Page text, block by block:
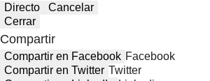
Directo
Cancelar
Cerrar
Compartir
Compartir en Facebook Facebook
Compartir en Twitter Twitter